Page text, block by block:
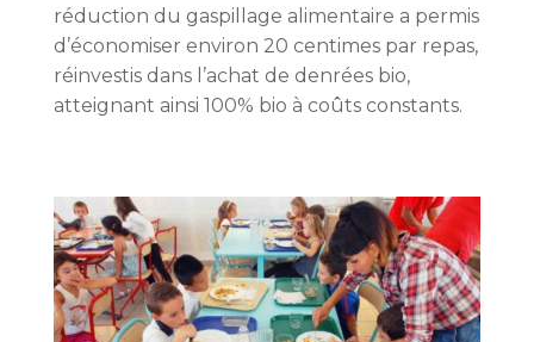
réduction du gaspillage alimentaire a permis
d’économiser environ 20 centimes par repas,
réinvestis dans l’achat de denrées bio,
atteignant ainsi 100% bio à coûts constants.